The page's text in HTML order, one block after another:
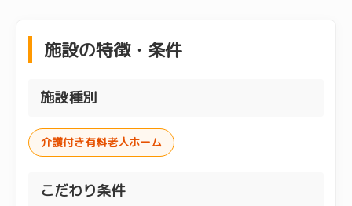
施設の特徴・条件
施設種別
介護付き有料老人ホーム
こだわり条件